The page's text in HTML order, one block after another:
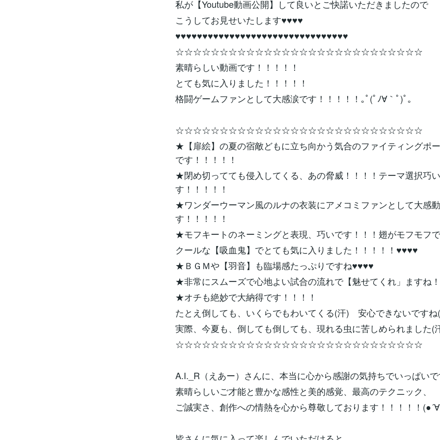
私が【Youtube動画公開】して良いとご快諾いただきましたので
こうしてお見せいたします♥♥♥♥
♥♥♥♥♥♥♥♥♥♥♥♥♥♥♥♥♥♥♥♥♥♥♥♥♥♥♥♥♥♥♥♥
☆☆☆☆☆☆☆☆☆☆☆☆☆☆☆☆☆☆☆☆☆☆☆☆☆☆☆☆
素晴らしい動画です！！！！！
とても気に入りました！！！！！
格闘ゲームファンとして大感涙です！！！！！｡ﾟ(ﾟﾉ∀｀ﾟ)ﾟ｡
☆☆☆☆☆☆☆☆☆☆☆☆☆☆☆☆☆☆☆☆☆☆☆☆☆☆☆☆
★【扉絵】の夏の宿敵どもに立ち向かう気合のファイティングポ
です！！！！！
★閉め切ってても侵入してくる、あの脅威！！！！テーマ選択巧
す！！！！！
★ワンダーウーマン風のルナの衣装にアメコミファンとして大感
す！！！！！
★モフキートのネーミングと表現、巧いです！！！翅がモフモフ
クールな【吸血鬼】でとても気に入りました！！！！！♥♥♥♥
★ＢＧＭや【羽音】も臨場感たっぷりですね♥♥♥♥
★非常にスムーズで心地よい試合の流れで【魅せてくれ」ますね！
★オチも絶妙で大納得です！！！！
たとえ倒しても、いくらでもわいてくる(汗) 安心できないですね
実際、今夏も、倒しても倒しても、現れる虫に苦しめられました(
☆☆☆☆☆☆☆☆☆☆☆☆☆☆☆☆☆☆☆☆☆☆☆☆☆☆☆☆
A.I._R（えあー）さんに、本当に心から感謝の気持ちでいっぱい
素晴らしいご才能と豊かな感性と美的感覚、最高のテクニック、
ご誠実さ、創作への情熱を心から尊敬しております！！！！！